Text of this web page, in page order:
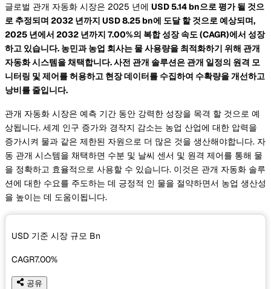
글로벌 관개 자동화 시장은 2025 년에 USD 5.14 bn으로 평가 될 것으
로 추정되며 2032 년까지 USD 8.25 bn에 도달 할 것으로 예상되며,
2025 년에서 2032 년까지 7.00%의 복합 성장 속도(CAGR)에서 성장
하고 있습니다. 농민과 농업 회사는 물 사용량을 최적화하기 위해 관개
자동화 시스템을 채택합니다. 사전 관개 솔루션은 관개 일정의 원격 모
니터링 및 제어를 허용하고 현장 데이터를 수집하여 수확량을 개선하고
낭비를 줄입니다.
관개 자동화 시장은 예측 기간 동안 강력한 성장을 목격 할 것으로 예
상됩니다. 세계 인구 증가와 경작지 감소는 농업 산업에 대한 압력을
증가시켜 물과 같은 제한된 자원으로 더 많은 것을 생산해야합니다. 자
동 관개 시스템을 채택하면 수분 및 날씨 센서 및 원격 제어를 통해 물
을 정확하고 효율적으로 사용할 수 있습니다. 이것은 관개 자동화 솔루
션에 대한 수요를 주도하는 데 긍정적 인 물을 절약하면서 농업 생산성
을 높이는 데 도움이됩니다.
USD 기준 시장 규모 Bn
CAGR7.00%
공유